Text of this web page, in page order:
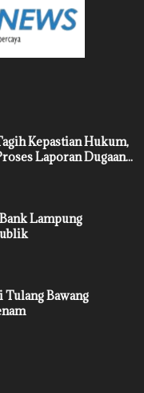
Kepastian Hukum,
Laporan Dugaan...
Lampung
Tulang Bawang